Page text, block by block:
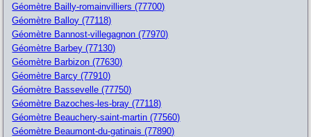
Géomètre Bailly-romainvilliers (77700)
Géomètre Balloy (77118)
Géomètre Bannost-villegagnon (77970)
Géomètre Barbey (77130)
Géomètre Barbizon (77630)
Géomètre Barcy (77910)
Géomètre Bassevelle (77750)
Géomètre Bazoches-les-bray (77118)
Géomètre Beauchery-saint-martin (77560)
Géomètre Beaumont-du-gatinais (77890)